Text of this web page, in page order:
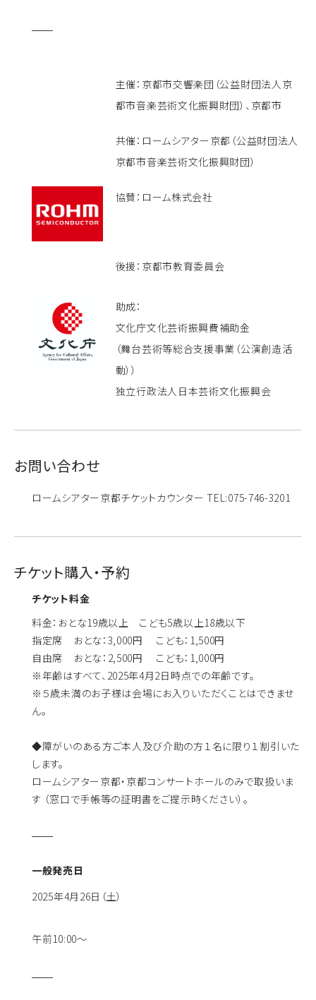
主催：京都市交響楽団（公益財団法人京
都市音楽芸術文化振興財団）、京都市
共催：ロームシアター京都（公益財団法人
京都市音楽芸術文化振興財団）
協賛：ローム株式会社
後援：京都市教育委員会
助成：
文化庁文化芸術振興費補助金
（舞台芸術等総合支援事業（公演創造活
動））
独立行政法人日本芸術文化振興会
お問い合わせ
ロームシアター京都チケットカウンター TEL:075-746-3201
チケット購入・予約
チケット料金
料金：おとな19歳以上 こども5歳以上18歳以下
指定席 おとな：3,000円 こども：1,500円
自由席 おとな：2,500円 こども：1,000円
※年齢はすべて、2025年4月2日時点での年齢です。
※５歳未満のお子様は会場にお入りいただくことはできませ
ん。
◆障がいのある方ご本人及び介助の方１名に限り１割引いた
します。
ロームシアター京都・京都コンサートホールのみで取扱いま
す （窓口で手帳等の証明書をご提示時ください）。
一般発売日
2025年4月26日（土）
午前10:00〜